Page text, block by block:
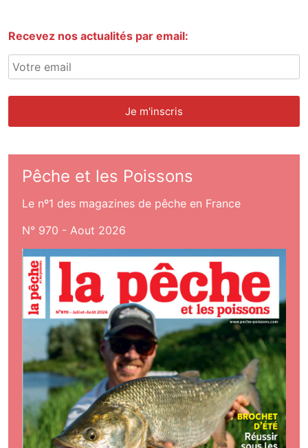
Recevez nos actualités par email:
Pêche et les Poissons
Le nº1 des magazines de pêche en France
N° 970 - Aout 2026